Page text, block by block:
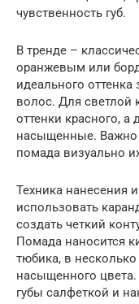
чувственность губ.
В тренде –
оранжевым или
идеального
волос. Для светлой
оттенки красного,
насыщенные. Важно
помада визуально
Техника нанесения
использовать
создать четкий
Помада наносится
тюбика, в
насыщенного
губы салфеткой и